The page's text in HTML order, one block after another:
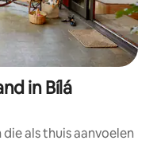
in Bílá
als thuis aanvoelen